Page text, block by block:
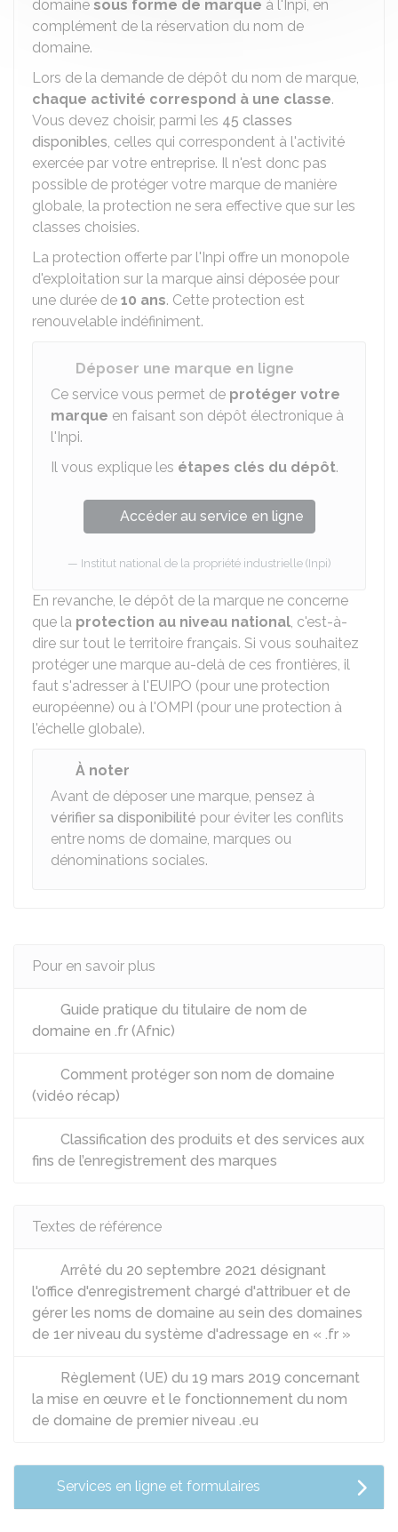
domaine sous forme de marque à l'Inpi, en
complément de la réservation du nom de
domaine.
Lors de la demande de dépôt du nom de marque,
chaque activité correspond à une classe.
Vous devez choisir, parmi les 45 classes
disponibles, celles qui correspondent à l'activité
exercée par votre entreprise. Il n'est donc pas
possible de protéger votre marque de manière
globale, la protection ne sera effective que sur les
classes choisies.
La protection offerte par l'Inpi offre un monopole
d'exploitation sur la marque ainsi déposée pour
une durée de 10 ans. Cette protection est
renouvelable indéfiniment.
Déposer une marque en ligne
Ce service vous permet de protéger votre
marque en faisant son dépôt électronique à
l'Inpi.
Il vous explique les étapes clés du dépôt.
Accéder au service en ligne
Institut national de la propriété industrielle (Inpi)
En revanche, le dépôt de la marque ne concerne
que la protection au niveau national, c'est-à-
dire sur tout le territoire français. Si vous souhaitez
protéger une marque au-delà de ces frontières, il
faut s'adresser à l'EUIPO (pour une protection
européenne) ou à l'OMPI (pour une protection à
l'échelle globale).
À noter
Avant de déposer une marque, pensez à
vérifier sa disponibilité pour éviter les conflits
entre noms de domaine, marques ou
dénominations sociales.
Pour en savoir plus
Guide pratique du titulaire de nom de
domaine en .fr (Afnic)
Comment protéger son nom de domaine
(vidéo récap)
Classification des produits et des services aux
fins de l’enregistrement des marques
Textes de référence
Arrêté du 20 septembre 2021 désignant
l'office d'enregistrement chargé d'attribuer et de
gérer les noms de domaine au sein des domaines
de 1er niveau du système d'adressage en « .fr »
Règlement (UE) du 19 mars 2019 concernant
la mise en œuvre et le fonctionnement du nom
de domaine de premier niveau .eu
Services en ligne et formulaires